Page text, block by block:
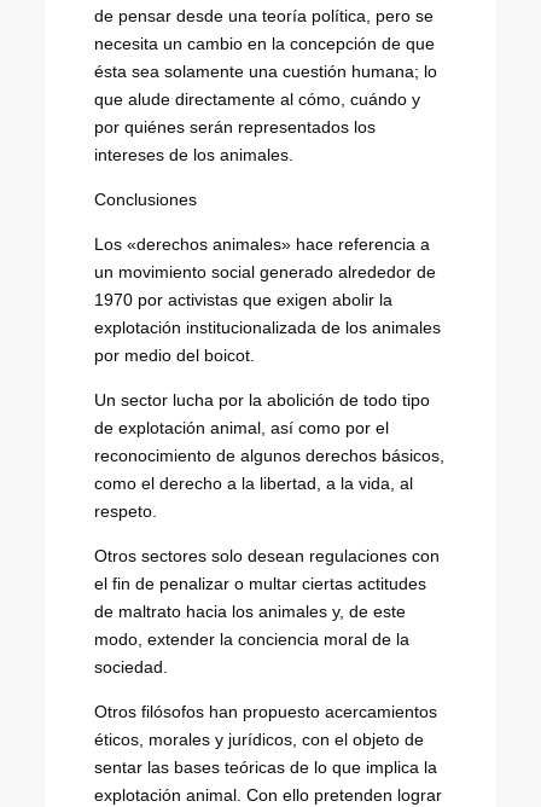
de pensar desde una teoría política, pero se
necesita un cambio en la concepción de que
ésta sea solamente una cuestión humana; lo
que alude directamente al cómo, cuándo y
por quiénes serán representados los
intereses de los animales.
Conclusiones
Los «derechos animales» hace referencia a
un movimiento social generado alrededor de
1970 por activistas que exigen abolir la
explotación institucionalizada de los animales
por medio del boicot.
Un sector lucha por la abolición de todo tipo
de explotación animal, así como por el
reconocimiento de algunos derechos básicos,
como el derecho a la libertad, a la vida, al
respeto.
Otros sectores solo desean regulaciones con
el fin de penalizar o multar ciertas actitudes
de maltrato hacia los animales y, de este
modo, extender la conciencia moral de la
sociedad.
Otros filósofos han propuesto acercamientos
éticos, morales y jurídicos, con el objeto de
sentar las bases teóricas de lo que implica la
explotación animal. Con ello pretenden lograr